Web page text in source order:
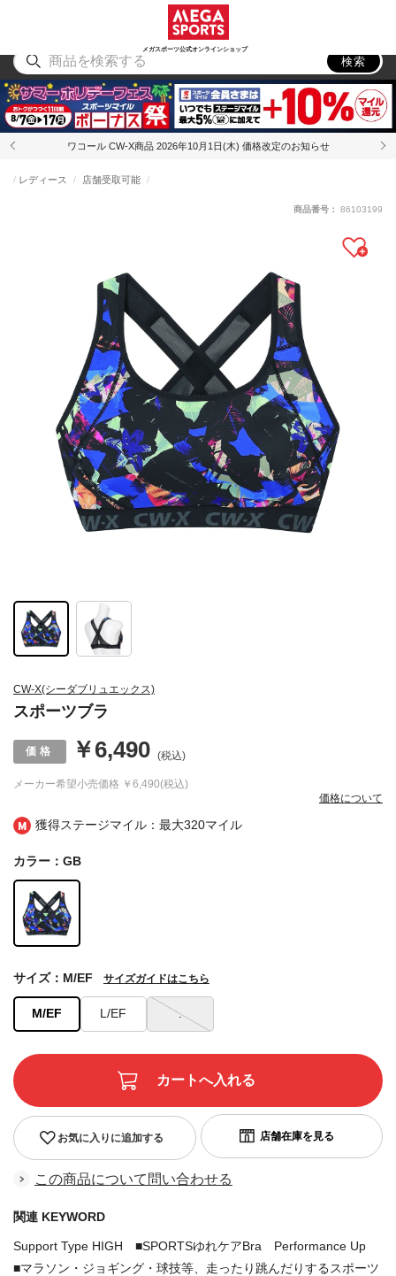
メガスポーツ公式オンラインショップ
アウトドア
検索
ワコール CW-X商品 2026年10月1日(木) 価格改定のお知らせ
獲得ステージマイル：最大320マイル
CW-X(シーダブリュエックス)
スポーツブラ
レディース 店舗受取可能
メーカー希望小売価格 ￥6,490(税込)
￥6,490 (税込)
価格について
商品番号： 86103199
カラー：GB
M/EF L/EF .
サイズ：M/EF サイズガイドはこちら
お気に入りに追加する
この商品について問い合わせる
関連 KEYWORD
Support Type HIGH ■SPORTSゆれケアBra Performance Up
■マラソン・ジョギング・球技等、走ったり跳んだりするスポーツ